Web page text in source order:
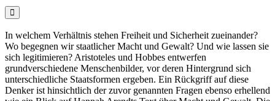

In welchem Verhältnis stehen Freiheit und Sicherheit zueinander?
Wo begegnen wir staatlicher Macht und Gewalt? Und wie lassen sie
sich legitimieren? Aristoteles und Hobbes entwerfen
grundverschiedene Menschenbilder, vor deren Hintergrund sich
unterschiedliche Staatsformen ergeben. Ein Rückgriff auf diese
Denker ist hinsichtlich der zuvor genannten Fragen ebenso erhellend